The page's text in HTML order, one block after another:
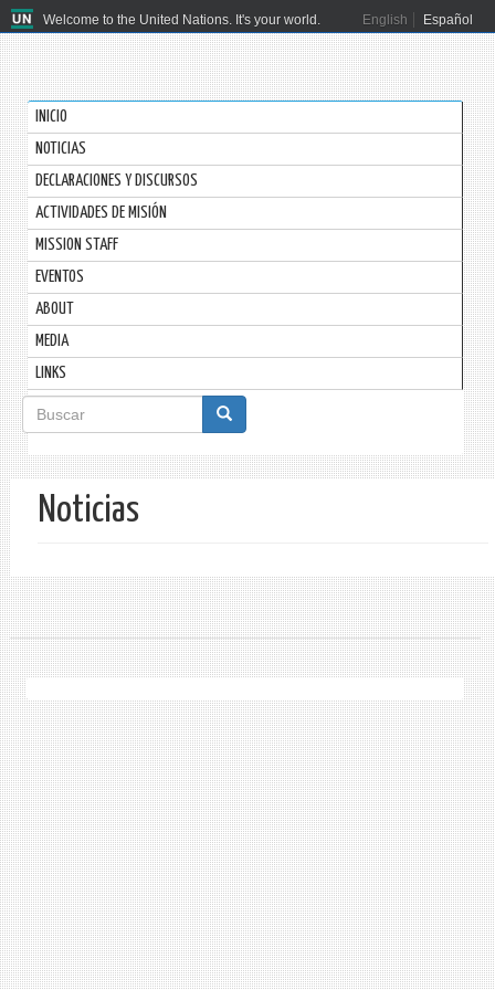
Welcome to the United Nations. It's your world. English Español
INICIO
NOTICIAS
DECLARACIONES Y DISCURSOS
ACTIVIDADES DE MISIÓN
MISSION STAFF
EVENTOS
ABOUT
MEDIA
LINKS
Formulario
de
búsqueda
Buscar
Noticias